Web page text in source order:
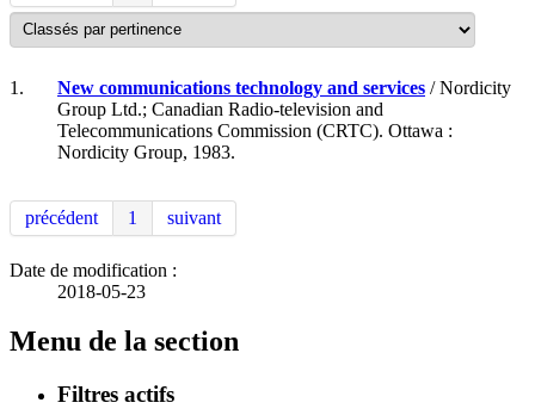
1. New communications technology and services / Nordicity
Group Ltd.; Canadian Radio-television and
Telecommunications Commission (CRTC). Ottawa :
Nordicity Group, 1983.
précédent 1 suivant
Date de modification :
2018-05-23
Menu de la section
Filtres actifs